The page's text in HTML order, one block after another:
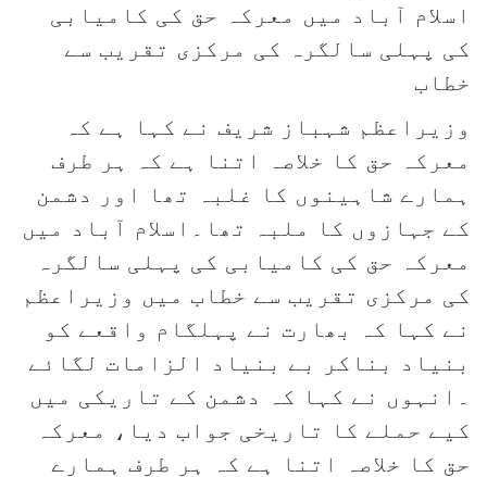
اسلام آباد میں معرکہ حق کی کامیابی
کی پہلی سالگرہ کی مرکزی تقریب سے
خطاب
وزیراعظم شہباز شریف نے کہا ہے کہ
معرکہ حق کا خلاصہ اتنا ہے کہ ہر طرف
ہمارے شاہینوں کا غلبہ تھا اور دشمن
کے جہازوں کا ملبہ تھا۔اسلام آباد میں
معرکہ حق کی کامیابی کی پہلی سالگرہ
کی مرکزی تقریب سے خطاب میں وزیراعظم
نے کہا کہ بھارت نے پہلگام واقعے کو
بنیاد بناکر بے بنیاد الزامات لگائے
۔انہوں نے کہا کہ دشمن کے تاریکی میں
کیے حملے کا تاریخی جواب دیا، معرکہ
حق کا خلاصہ اتنا ہے کہ ہر طرف ہمارے